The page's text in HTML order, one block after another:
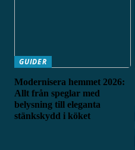
GUIDER
Modernisera hemmet 2026:
Allt från speglar med
belysning till eleganta
stänkskydd i köket